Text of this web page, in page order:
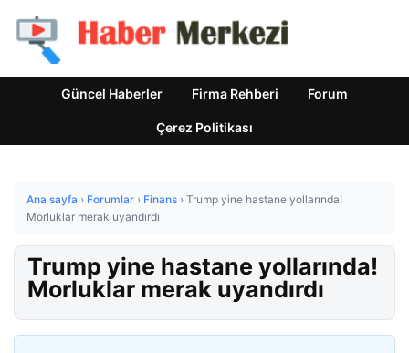
Güncel Haberler Firma Rehberi Forum
Çerez Politikası
Ana sayfa › Forumlar › Finans › Trump yine hastane yollarında!
Morluklar merak uyandırdı
Trump yine hastane yollarında!
Morluklar merak uyandırdı